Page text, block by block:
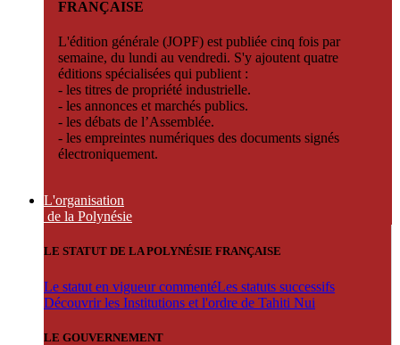
FRANÇAISE
L'édition générale (JOPF) est publiée cinq fois par
semaine, du lundi au vendredi. S'y ajoutent quatre
éditions spécialisées qui publient :
- les titres de propriété industrielle.
- les annonces et marchés publics.
- les débats de l’Assemblée.
- les empreintes numériques des documents signés
électroniquement.
L'organisation
de la Polynésie
LE STATUT DE LA POLYNÉSIE FRANÇAISE
Le statut en vigueur commentéLes statuts successifs
Découvrir les Institutions et l'ordre de Tahiti Nui
LE GOUVERNEMENT